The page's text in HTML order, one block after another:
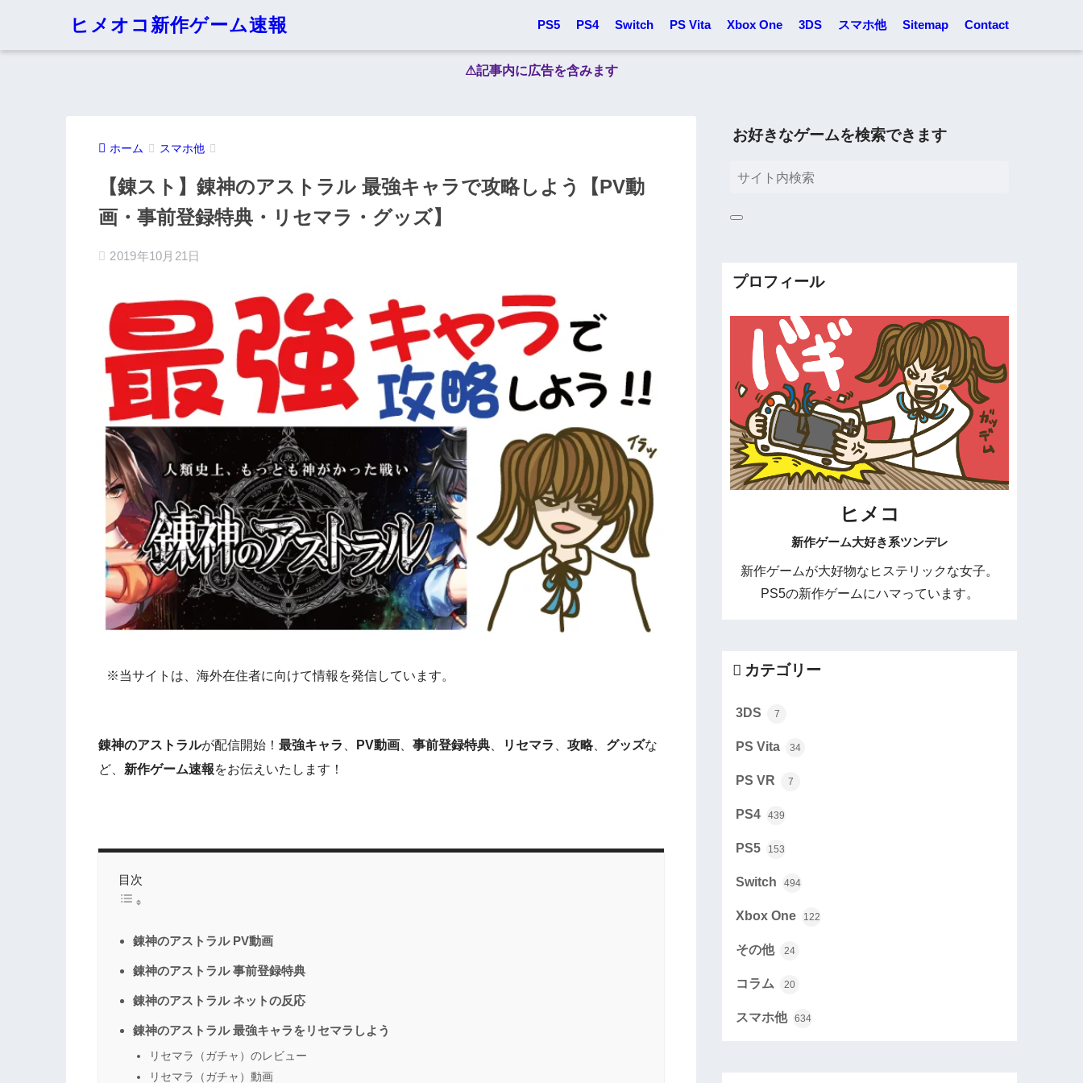
ヒメオコ新作ゲーム速報 PS5 PS4 Switch PS Vita Xbox One 3DS スマホ他 Sitemap Contact
⚠︎記事内に広告を含みます
ホーム スマホ他
【錬スト】錬神のアストラル 最強キャラで攻略しよう【PV動
画・事前登録特典・リセマラ・グッズ】
2019年10月21日
※当サイトは、海外在住者に向けて情報を発信しています。
錬神のアストラルが配信開始！ 最強キャラ PV動画 事前登録特典 リセマラ 攻略、 グッズな
ど、 新作ゲーム速報をお伝えいたします！
目次
錬神のアストラル PV動画
錬神のアストラル 事前登録特典
錬神のアストラル ネットの反応
錬神のアストラル 最強キャラをリセマラしよう
リセマラ（ガチャ）のレビュー
リセマラ（ガチャ）動画
お好きなゲームを検索できます
プロフィール
ヒメコ
新作ゲーム大好き系ツンデレ
新作ゲームが大好物なヒステリックな女子。
PS5の新作ゲームにハマっています。
カテゴリー
3DS 7
PS Vita 34
PS VR 7
PS4 439
PS5 153
Switch 494
Xbox One 122
その他 24
コラム 20
スマホ他 634